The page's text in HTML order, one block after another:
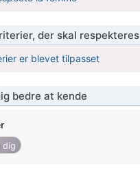
der skal respekteres
er blevet tilpasset
bedre at kende
dig